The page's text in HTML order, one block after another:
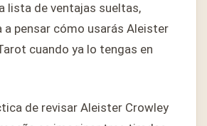
lista de ventajas sueltas,
a pensar cómo usarás Aleister
cuando ya lo tengas en
de revisar Aleister Crowley